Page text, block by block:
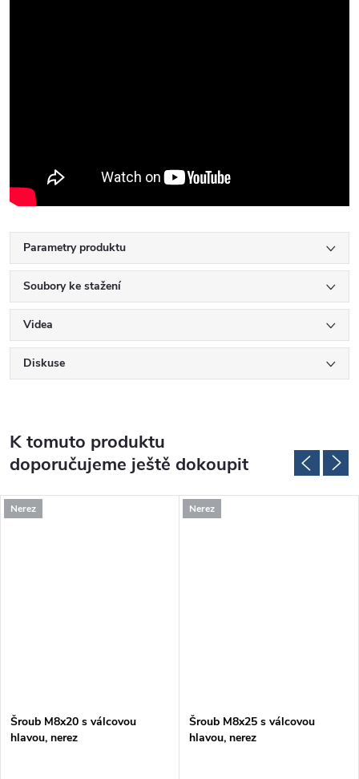
Parametry produktu
Soubory ke stažení
Videa
Diskuse
K tomuto produktu
doporučujeme ještě dokoupit
Nerez
Šroub M8x20 s válcovou
hlavou, nerez
Nerez
Šroub M8x25 s válcovou
hlavou, nerez